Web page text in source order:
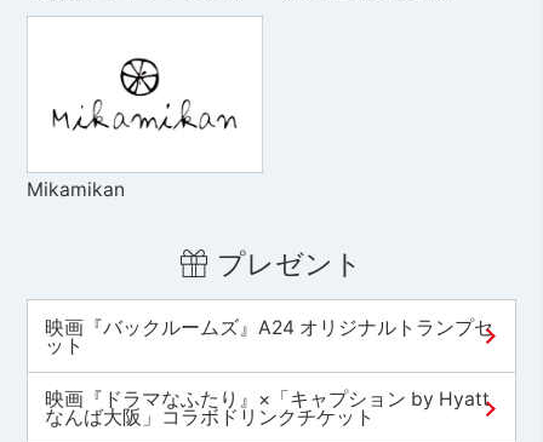
Mikamikan
プレゼント
映画『バックルームズ』A24 オリジナルトランプセ
ット
映画『ドラマなふたり』×「キャプション by Hyatt
なんば大阪」コラボドリンクチケット